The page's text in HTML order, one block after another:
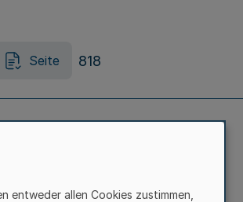
Seite 818
VwVG
Seite 818
entweder allen Cookies zustimmen,